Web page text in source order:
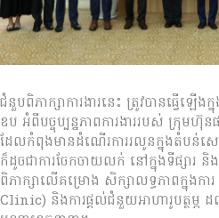
ជំនួបពិភាក្សាការងារនេះ ត្រូវបានធ្វើឡ
ឧប អំពីបច្ចុប្បន្នភាពការងាររបស់ ក្រុមហ៊ុ
ដែលកំពុងមានដំណើរការរលូនក្នុងតំបន់ស
ក៏ដូចជាការចែកចាយលក់ នៅក្នុងទីផ្សារ
ពិភាក្សាលើគម្រោង សិក្សាលទ្ធភាពក្នុងក
Clinic) និងការផ្តល់ជំនួយអាហារូបត្ថម្ភ